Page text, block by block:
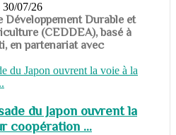
30/07/26
Durable et
(CEDDEA), basé à
en partenariat avec
du Japon ouvrent la
coopération ...